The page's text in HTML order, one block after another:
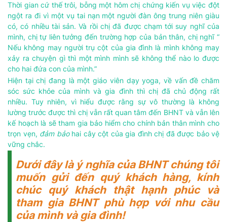
Thời gian cứ thế trôi, bỗng một hôm chị chứng kiến vụ việc đột
ngột ra đi vì một vụ tai nạn một người đàn ông trung niên giàu
có, có nhiều tài sản. Và rồi chị đã được chạm tới suy nghĩ của
mình, chị tự liên tưởng đến trường hợp của bản thân, chị nghĩ “
Nếu không may người trụ cột của gia đình là mình không may
xảy ra chuyện gì thì một mình mình sẽ không thể nào lo được
cho hai đứa con của mình.”
Hiện tại chị đang là một giáo viên dạy yoga, về vấn đề chăm
sóc sức khỏe của mình và gia đình thì chị đã chủ động rất
nhiều. Tuy nhiên, vì hiểu được rằng sự vô thường là không
lường trước được thì chị vẫn rất quan tâm đến BHNT và vẫn lên
kế hoạch là sẽ tham gia bảo hiểm cho chính bản thân mình cho
trọn vẹn, đảm bảo hai cây cột của gia đình chị đã được bảo vệ
vững chắc.
Dưới đây là ý nghĩa của BHNTchúng tôi
muốn gửi đến quý khách hàng, kính
chúc quý khách thật hạnh phúc và
tham gia BHNT phù hợp với nhu cầu
của mình và gia đình!